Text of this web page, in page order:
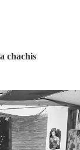
chachis